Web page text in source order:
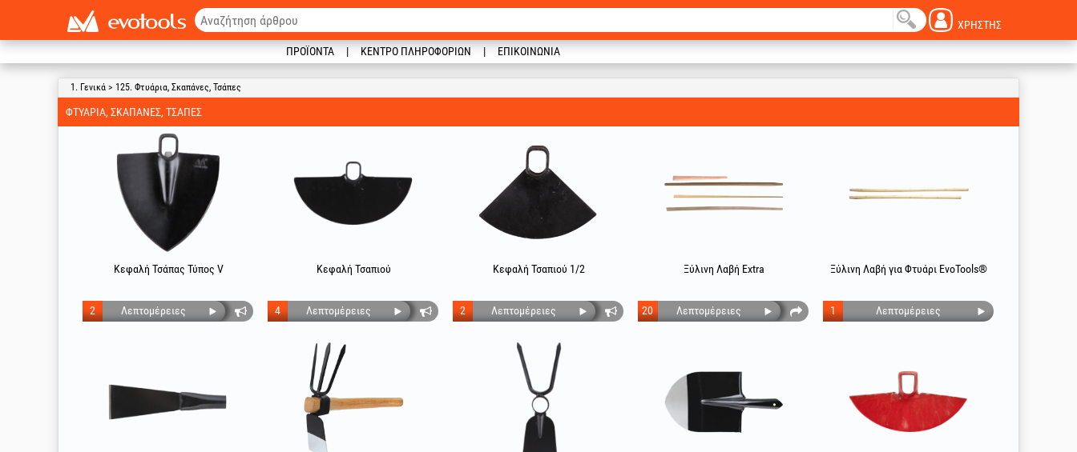
ΧΡΉΣΤΗΣ
ΠΡΟΪΌΝΤΑ ΚΈΝΤΡΟ ΠΛΗΡΟΦΟΡΙΏΝ ΕΠΙΚΟΙΝΩΝΊΑ
1. Γενικά > 125. Φτυάρια, Σκαπάνες, Τσάπες
ΦΤΥΆΡΙΑ, ΣΚΑΠΆΝΕΣ, ΤΣΆΠΕΣ
Κεφαλή Τσάπας Τύπος V
Λεπτομέρειες
2
Κεφαλή Τσαπιού
Λεπτομέρειες
4
Κεφαλή Τσαπιού 1/2
Λεπτομέρειες
2
Ξύλινη Λαβή Extra
Λεπτομέρειες
20
Ξύλινη Λαβή για Φτυάρι EvoTools®
Λεπτομέρειες
1